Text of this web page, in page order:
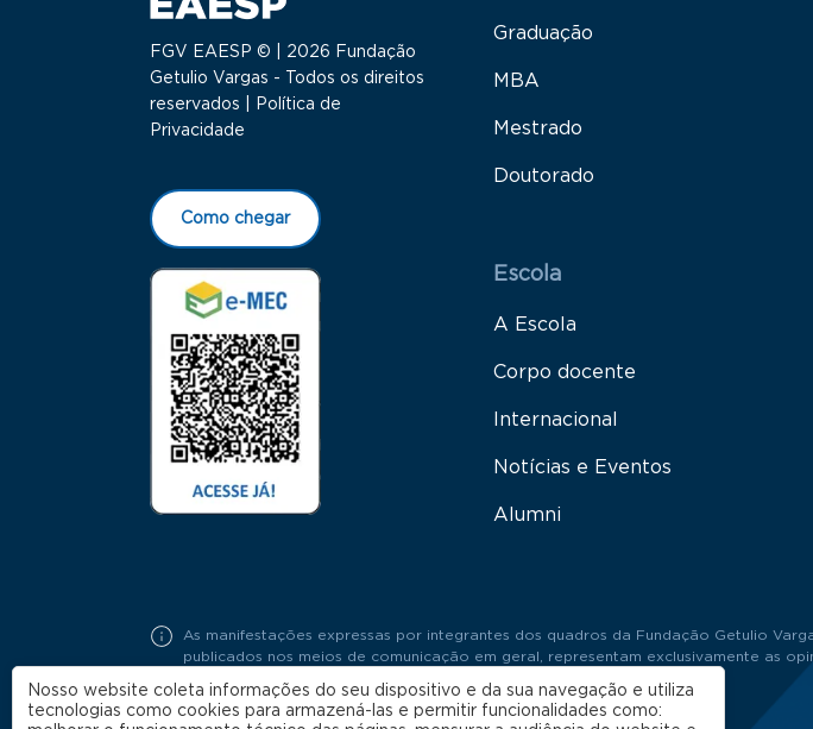
FGV EAESP © | 2026 Fundação
Getulio Vargas - Todos os direitos
reservados |
Política de
Privacidade
Como chegar
Graduação
MBA
Mestrado
Doutorado
Escola
A Escola
Corpo docente
Internacional
Notícias e Eventos
Alumni
As manifestações expressas por integrantes dos quadros da Fundação Getulio
publicados nos meios de comunicação em geral, representam exclusivamente as
Nosso website coleta informações do seu dispositivo e da sua navegação e utiliza
tecnologias como cookies para armazená-las e permitir funcionalidades como: